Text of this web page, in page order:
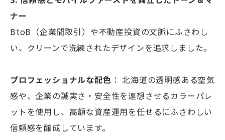
ナー
BtoB（企業間取引）や不動産投資の文脈にふさわし
い、クリーンで洗練されたデザインを追求しました。
プロフェッショナルな配色 ： 北海道の透明感ある空気
感や、企業の誠実さ・安全性を連想させるカラーパレ
ットを使用し、高額な資産運用を任せるにふさわしい
信頼感を醸成しています。